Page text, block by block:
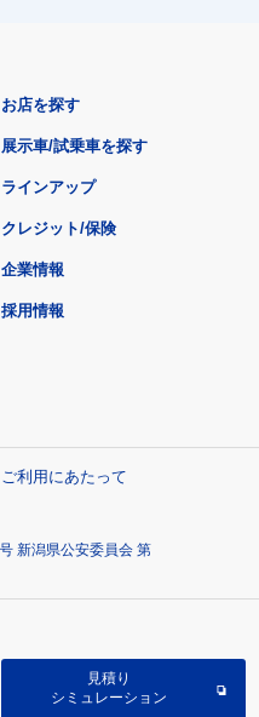
お店を探す
展示車/試乗車を探す
ラインアップ
クレジット/保険
企業情報
採用情報
ご利用にあたって
新潟県公安委員会 第
見積り
シミュレーション